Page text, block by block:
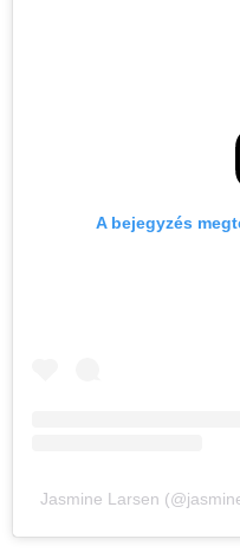
A bejegyzés
Jasmine Larsen